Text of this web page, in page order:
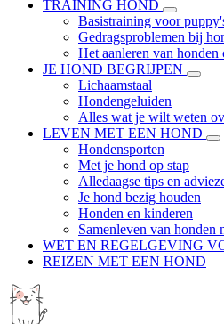
TRAINING HOND
Basistraining voor
Gedragsproblemen bij
Het aanleren van honden
JE HOND BEGRIJPEN
Lichaamstaal
Hondengeluiden
Alles wat je wilt weten
LEVEN MET EEN HOND
Hondensporten
Met je hond op stap
Alledaagse tips en
Je hond bezig houden
Honden en kinderen
Samenleven van honden
WET EN REGELGEVING
REIZEN MET EEN HOND